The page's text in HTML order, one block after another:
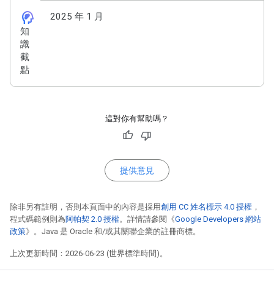
cognition_2
知
識
截
點
2025 年 1 月
這對你有幫助嗎？
提供意見
除非另有註明，否則本頁面中的內容是採用創用 CC 姓名標示 4.0 授權 ，
程式碼範例則為阿帕契 2.0 授權。詳情請參閱《Google Developers 網站
政策》。Java 是 Oracle 和/或其關聯企業的註冊商標。
上次更新時間：2026-06-23 (世界標準時間)。